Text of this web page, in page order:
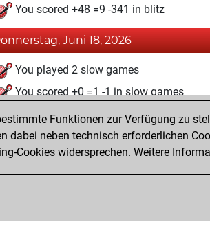
You scored +48 =9 -341 in blitz
Juni 18, 2026
You played 2 slow games
You scored +0 =1 -1 in slow games
Januar 2, 2024
You created your Fritz account
Funktionen zur Verfügung zu
neben technisch erforderlichen
Cookies widersprechen. Weitere